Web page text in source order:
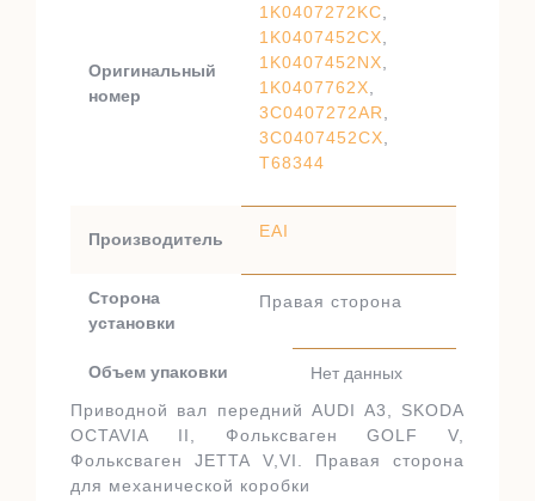
Оригинальный
номер
1K0407272KC
1K0407452CX
1K0407452NX
1K0407762X
3C0407272AR
3C0407452CX
T68344
Производитель EAI
Сторона
установки
Правая сторона
Объем упаковки
Нет данных
Приводной вал передний AUDI A3, SKODA
OCTAVIA II, Фольксваген GOLF V,
Фольксваген JETTA V,VI. Правая сторона
для механической коробки